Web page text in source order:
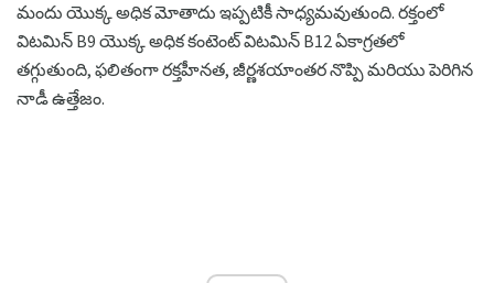
మందు యొక్క అధిక మోతాదు ఇప్పటికీ సాధ్యమవుతుంది. రక్తంలో
విటమిన్ B9 యొక్క అధిక కంటెంట్ విటమిన్ B12 ఏకాగ్రతలో
తగ్గుతుంది, ఫలితంగా రక్తహీనత, జీర్ణశయాంతర నొప్పి మరియు పెరిగిన
నాడీ ఉత్తేజం.